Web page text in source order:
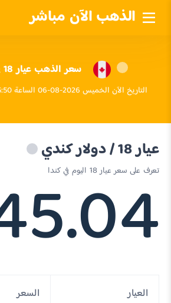
الذهب الآن مباشر
سعر الذهب عيار 18 في كندا اليوم
التاريخ الآن الخميس 2026-08-06 الساعة 05:50 صباحاً بتوقيت كندا
عيار 18 / دولار كندي
تعرف على سعر عيار 18 اليوم في كندا
العيار السعر